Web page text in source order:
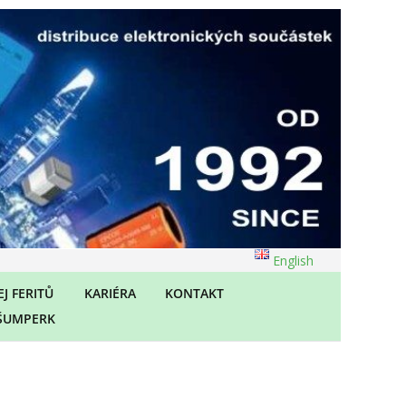
English
FERITŮ
KARIÉRA KONTAKT